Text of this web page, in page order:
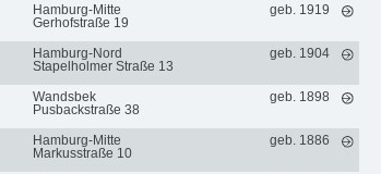
Hamburg-Mitte
Gerhofstraße 19
geb. 1919
Hamburg-Nord
Stapelholmer Straße 13
geb. 1904
Wandsbek
Pusbackstraße 38
geb. 1898
Hamburg-Mitte
Markusstraße 10
geb. 1886